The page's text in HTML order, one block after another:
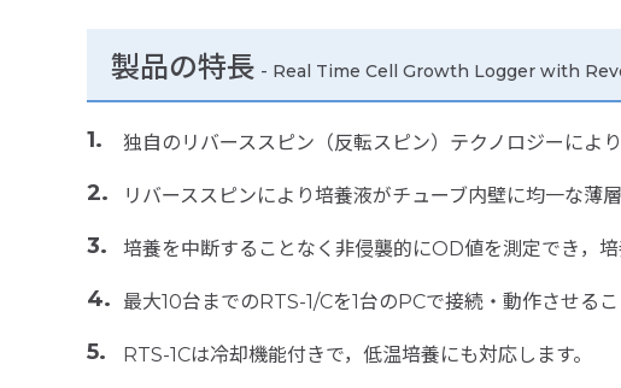
製品の特長 - Real Time Cell Growth Logger with
独自のリバーススピン（反転スピン）テクノロジーによ
リバーススピンにより培養液がチューブ内壁に均一な薄
培養を中断することなく非侵襲的にOD値を測定でき，
最大10台までのRTS-1/Cを1台のPCで接続・動作させる
RTS-1Cは冷却機能付きで，低温培養にも対応します。